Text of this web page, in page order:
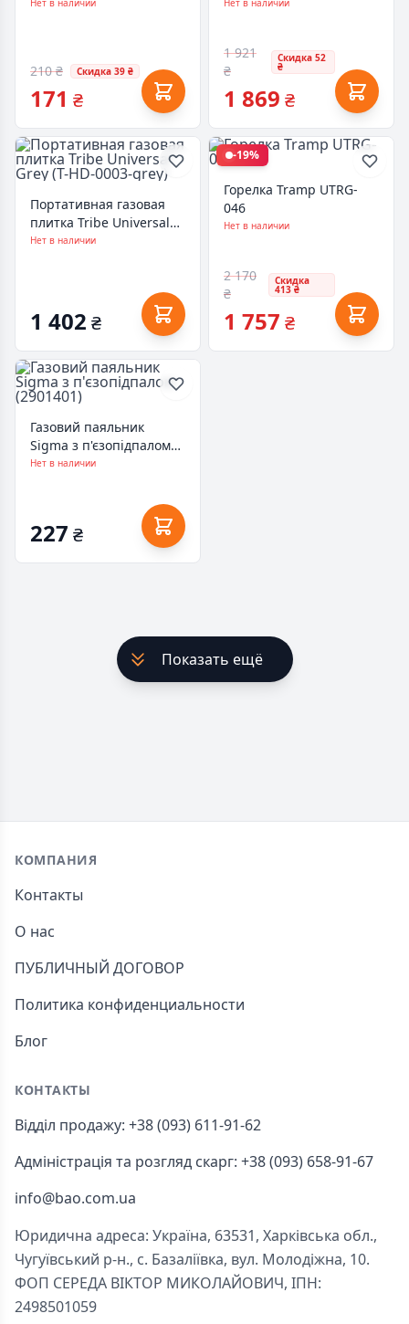
Нет в наличии
210 ₴ Скидка 39 ₴
171 ₴
Нет в наличии
1 921
₴
Скидка 52
₴
1 869 ₴
Портативная газовая
плитка Tribe Universal
Grey (T-HD-0003-grey)
Нет в наличии
1 402 ₴
-19%
Горелка Tramp UTRG-
046
Нет в наличии
2 170
₴
Скидка
413 ₴
1 757 ₴
Газовий паяльник
Sigma з п'єзопідпалом
(2901401)
Нет в наличии
227 ₴
Показать ещё
Footer
КОМПАНИЯ
Контакты
О нас
ПУБЛИЧНЫЙ ДОГОВОР
Политика конфиденциальности
Блог
КОНТАКТЫ
Відділ продажу: +38 (093) 611-91-62
Адміністрація та розгляд скарг: +38 (093) 658-91-67
info@bao.com.ua
Юридична адреса: Україна, 63531, Харківська обл.,
Чугуївський р-н., с. Базаліївка, вул. Молодіжна, 10.
ФОП СЕРЕДА ВІКТОР МИКОЛАЙОВИЧ, ІПН:
2498501059